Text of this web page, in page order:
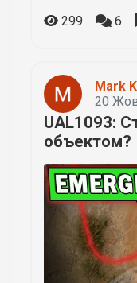
299
6
Mark
20
UAL1093:
объектом?